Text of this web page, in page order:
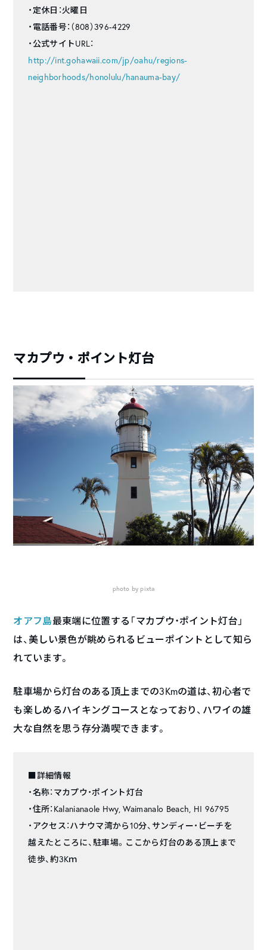
・定休日：火曜日
・電話番号：（808）396-4229
・公式サイトURL：
http://int.gohawaii.com/jp/oahu/regions-
neighborhoods/honolulu/hanauma-bay/
マカプウ・ポイント灯台
photo by pixta
オアフ島最東端に位置する「マカプウ・ポイント灯台」
は、美しい景色が眺められるビューポイントとして知ら
れています。
駐車場から灯台のある頂上までの3Kmの道は、初心者で
も楽しめるハイキングコースとなっており、ハワイの雄
大な自然を思う存分満喫できます。
■詳細情報
・名称：マカプウ・ポイント灯台
・住所：Kalanianaole Hwy, Waimanalo Beach, HI 96795
・アクセス：ハナウマ湾から10分、サンディー・ビーチを
越えたところに、駐車場。ここから灯台のある頂上まで
徒歩、約3Kｍ